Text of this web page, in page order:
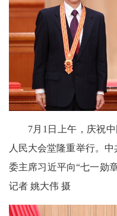
7月1日上午，庆祝
人民大会堂隆重举行。
委主席习近平向“七一勋
记者 姚大伟 摄